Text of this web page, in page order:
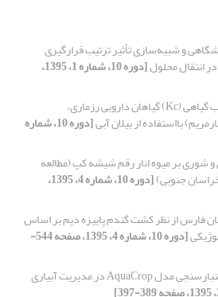
و شبیه‌سازی تأثیر ترتیب قرارگیری
انتقال محلول [دوره 10، شماره 1، 1395،
برآورد ضریب گیاهی (Kc) گیاهان دارویی رزماری،
بااستفاده از بیلان آبی [دوره 10، شماره
و شوری بر میوه انار رقم شیشه کپ (مطالعه
جنوبی) [دوره 10، شماره 4، 1395،
فارس از نظر کشت گندم پاییزه دیم بر اساس
[دوره 10، شماره 4، 1395، صفحه 544-
واسنجی و اعتبارسنجی مدل AquaCrop در مدیریت آبیاری